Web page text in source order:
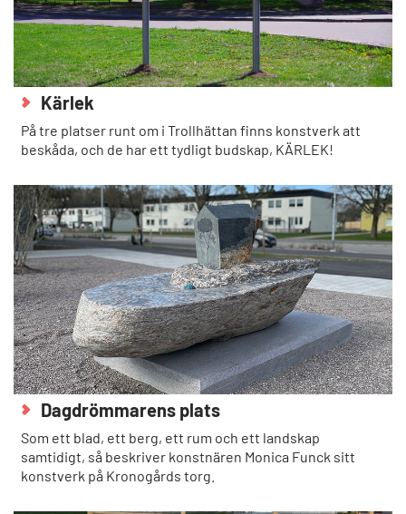
Kärlek
På tre platser runt om i Trollhättan finns konstverk att
beskåda, och de har ett tydligt budskap, KÄRLEK!
Dagdrömmarens plats
Som ett blad, ett berg, ett rum och ett landskap
samtidigt, så beskriver konstnären Monica Funck sitt
konstverk på Kronogårds torg.